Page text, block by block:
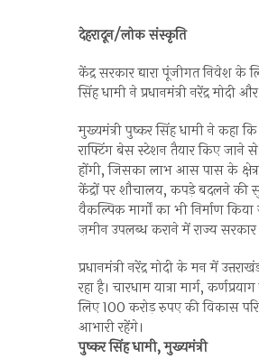
देहरादून/लोक संस्कृति
केंद्र सरकार द्यारा पूंजीगत निवेश
सिंह धामी ने प्रधानमंत्री नरेंद्र
मुख्यमंत्री पुष्कर सिंह धामी ने कहा
राफ्टिंग बेस स्टेशन तैयार किए जाने
होंगी, जिसका लाभ आस पास के क्षेत्र
केंद्रों पर शौचालय, कपड़े बदलने की
वैकल्पिक मार्गों का भी निर्माण
ज़मीन उपलब्ध कराने में राज्य सरकार
प्रधानमंत्री नरेंद्र मोदी के मन में
रहा है। चारधाम यात्रा मार्ग,
लिए 100 करोड़ रुपए की विकास
आभारी रहेंगे।
पुष्कर सिंह धामी, मुख्यमंत्री